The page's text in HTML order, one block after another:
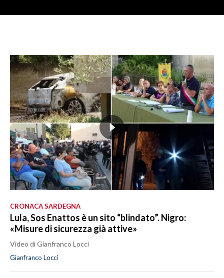
CRONACA SARDEGNA
Lula, Sos Enattos è un sito “blindato”. Nigro:
«Misure di sicurezza già attive»
Video di Gianfranco Locci
Gianfranco Locci